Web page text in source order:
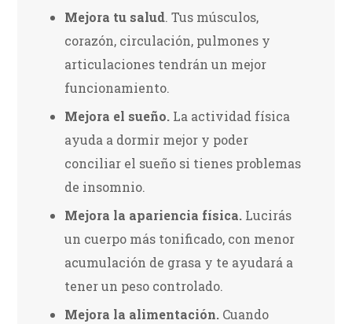
Mejora tu salud. Tus músculos,
corazón, circulación, pulmones y
articulaciones tendrán un mejor
funcionamiento.
Mejora el sueño. La actividad física
ayuda a dormir mejor y poder
conciliar el sueño si tienes problemas
de insomnio.
Mejora la apariencia física. Lucirás
un cuerpo más tonificado, con menor
acumulación de grasa y te ayudará a
tener un peso controlado.
Mejora la alimentación. Cuando